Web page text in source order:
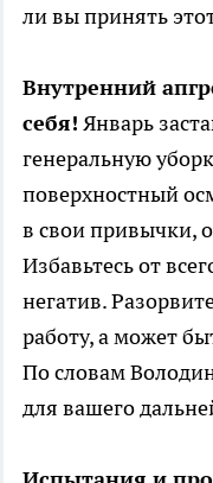
ли вы принять
Внутренний
себя! Январь
генеральную
поверхностный
в свои привычки,
Избавьтесь от
негатив.
работу, а может
По словам
для вашего